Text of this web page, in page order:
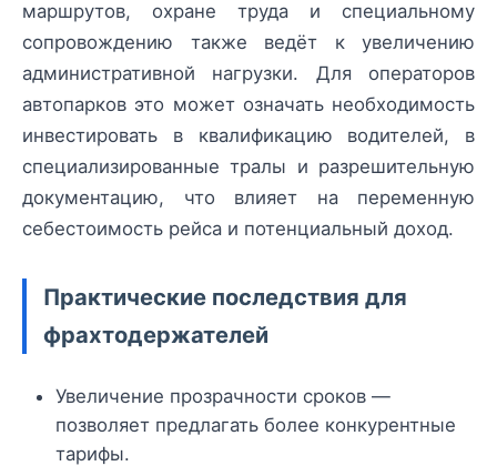
маршрутов, охране труда и специальному
сопровождению также ведёт к увеличению
административной нагрузки. Для операторов
автопарков это может означать необходимость
инвестировать в квалификацию водителей, в
специализированные тралы и разрешительную
документацию, что влияет на переменную
себестоимость рейса и потенциальный доход.
Практические последствия для
фрахтодержателей
Увеличение прозрачности сроков —
позволяет предлагать более конкурентные
тарифы.